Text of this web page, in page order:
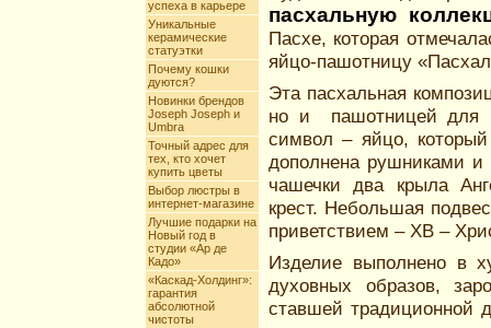
успеха в карьере
Уникальные
керамические
статуэтки
Почему кошки
дуются?
Новинки брендов
Joseph Joseph и
Umbra
Точный адрес для
тех, кто хочет
купить цветы
Выбор люстры в
интернет-магазине
Лучшие подарки на
Новый год в
студии «Ар де
Кадо»
«Каскад-Холдинг»:
гарантия
абсолютной
чистоты
пасхальную
Пасхе, которая
яйцо-пашотницу
Эта пасхальная
но и пашотницей для
символ – яйцо,
дополнена рушниками
чашечки два крыла
крест. Небольшая
приветствием – ХВ –
Изделие выполнено в
духовных образов,
ставшей традиционной